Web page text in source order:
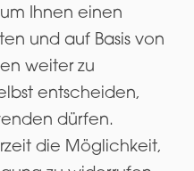
Ihnen einen
und auf Basis von
weiter zu
entscheiden,
dürfen.
die Möglichkeit,